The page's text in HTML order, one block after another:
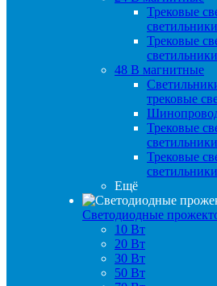
Трековые
светильники
Трековые
светильники
48 B магнитные
трековые
Трековые
светильники
Трековые
светильники
Ещё
Светодиодные
10 Вт
20 Вт
30 Вт
50 Вт